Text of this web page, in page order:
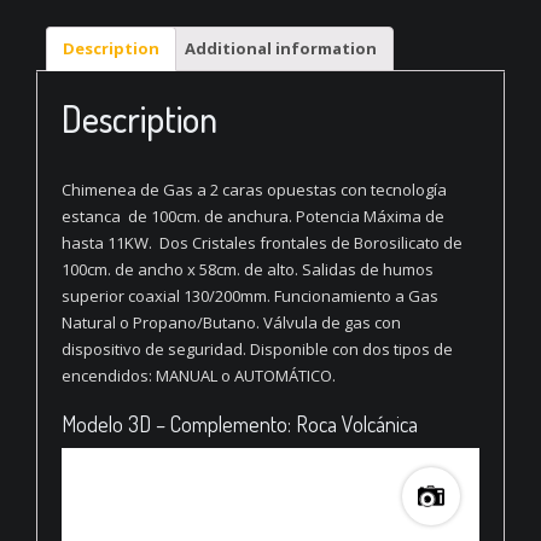
Description Additional information
Description
Chimenea de Gas a 2 caras opuestas con tecnología
estanca de 100cm. de anchura. Potencia Máxima de
hasta 11KW. Dos Cristales frontales de Borosilicato de
100cm. de ancho x 58cm. de alto. Salidas de humos
superior coaxial 130/200mm. Funcionamiento a Gas
Natural o Propano/Butano. Válvula de gas con
dispositivo de seguridad. Disponible con dos tipos de
encendidos: MANUAL o AUTOMÁTICO.
Modelo 3D – Complemento: Roca Volcánica
Save